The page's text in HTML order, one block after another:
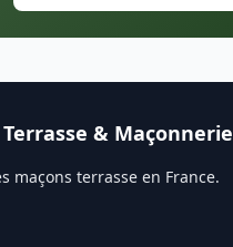
& Maçonnerie
maçons terrasse en France.